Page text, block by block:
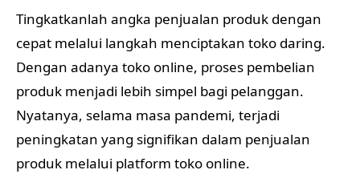
Tingkatkanlah angka penjualan produk dengan
cepat melalui langkah menciptakan toko daring.
Dengan adanya toko online, proses pembelian
produk menjadi lebih simpel bagi pelanggan.
Nyatanya, selama masa pandemi, terjadi
peningkatan yang signifikan dalam penjualan
produk melalui platform toko online.